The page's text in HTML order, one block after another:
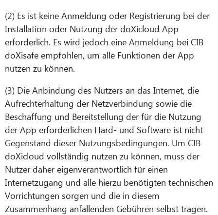
(2) Es ist keine Anmeldung oder Registrierung bei der
Installation oder Nutzung der doXicloud App
erforderlich. Es wird jedoch eine Anmeldung bei CIB
doXisafe empfohlen, um alle Funktionen der App
nutzen zu können.
(3) Die Anbindung des Nutzers an das Internet, die
Aufrechterhaltung der Netzverbindung sowie die
Beschaffung und Bereitstellung der für die Nutzung
der App erforderlichen Hard- und Software ist nicht
Gegenstand dieser Nutzungsbedingungen. Um CIB
doXicloud vollständig nutzen zu können, muss der
Nutzer daher eigenverantwortlich für einen
Internetzugang und alle hierzu benötigten technischen
Vorrichtungen sorgen und die in diesem
Zusammenhang anfallenden Gebühren selbst tragen.